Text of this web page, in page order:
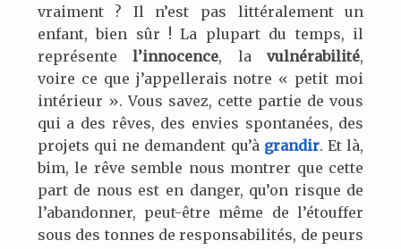
vraiment ? Il n’est pas littéralement un
enfant, bien sûr ! La plupart du temps, il
représentel’innocence, lavulnérabilité,
voire ce que j’appellerais notre « petit moi
intérieur ». Vous savez, cette partie de vous
qui a des rêves, des envies spontanées, des
projets qui ne demandent qu’à grandir. Et là,
bim, le rêve semble nous montrer que cette
part de nous est en danger, qu’on risque de
l’abandonner, peut-être même de l’étouffer
sous des tonnes de responsabilités, de peurs